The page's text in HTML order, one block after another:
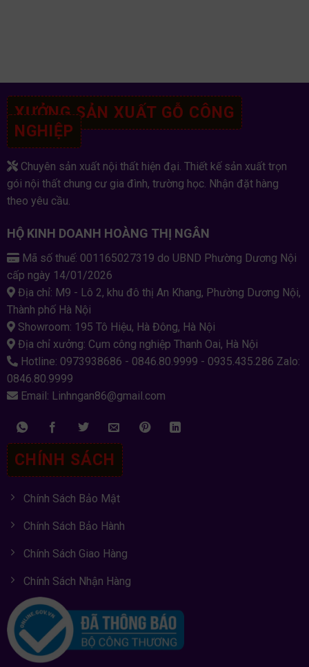
XƯỞNG SẢN XUẤT GỖ CÔNG
NGHIỆP
Chuyên sản xuất nội thất hiện đại. Thiết kế sản xuất trọn
gói nội thất chung cư gia đình, trường học. Nhận đặt hàng
theo yêu cầu.
HỘ KINH DOANH HOÀNG THỊ NGÂN
Mã số thuế: 001165027319 do UBND Phường Dương Nội
cấp ngày 14/01/2026
Địa chỉ: M9 - Lô 2, khu đô thị An Khang, Phường Dương Nội,
Thành phố Hà Nội
Showroom: 195 Tô Hiệu, Hà Đông, Hà Nội
Địa chỉ xưởng: Cụm công nghiệp Thanh Oai, Hà Nội
Hotline: 0973938686 - 0846.80.9999 - 0935.435.286 Zalo:
0846.80.9999
Email: Linhngan86@gmail.com
CHÍNH SÁCH
Chính Sách Bảo Mật
Chính Sách Bảo Hành
Chính Sách Giao Hàng
Chính Sách Nhận Hàng